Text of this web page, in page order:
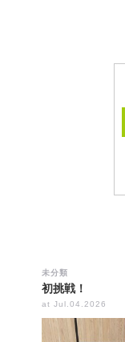
未分類
初挑戦！
at Jul.04.2026